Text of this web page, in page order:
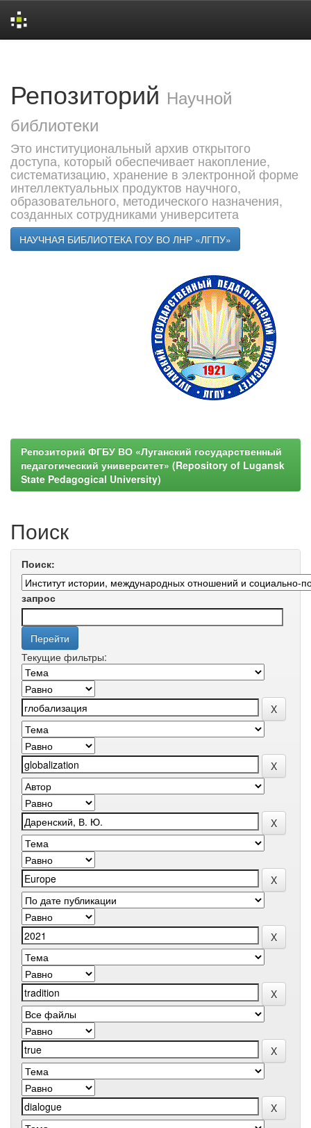
Репозиторий Научной
библиотеки
Это институциональный архив открытого
доступа, который обеспечивает накопление,
систематизацию, хранение в электронной форме
интеллектуальных продуктов научного,
образовательного, методического назначения,
созданных сотрудниками университета
НАУЧНАЯ БИБЛИОТЕКА ГОУ ВО ЛНР «ЛГПУ»
Репозиторий ФГБУ ВО «Луганский государственный
педагогический университет» (Repository of Lugansk
State Pedagogical University)
Поиск
Поиск:
запрос
Текущие фильтры: